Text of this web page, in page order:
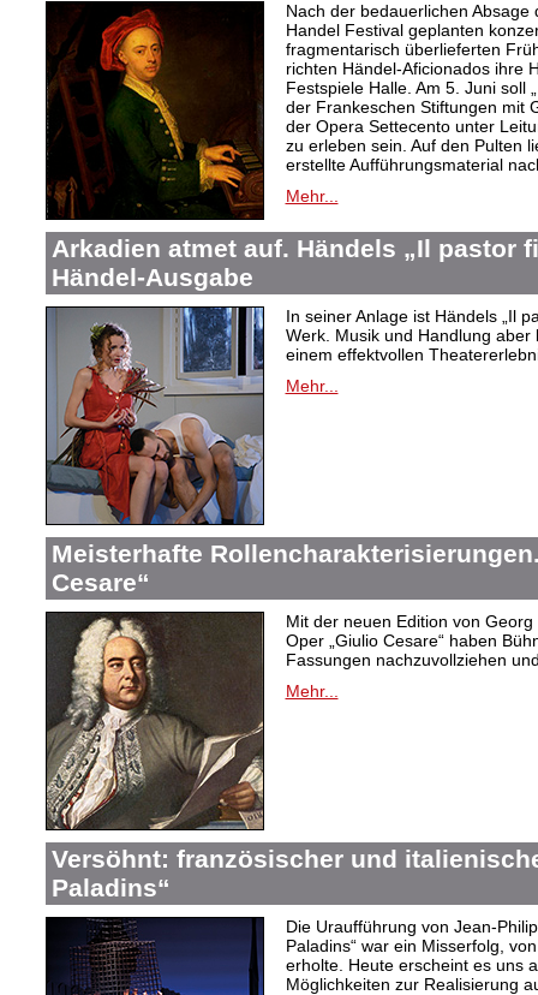
Nach der bedauerlichen
Handel Festival geplanten
fragmentarisch überlieferten
richten Händel-Aficionados ihre
Festspiele Halle. Am 5. Juni soll
der Frankeschen Stiftungen mit
der Opera Settecento unter
zu erleben sein. Auf den Pulten
erstellte Aufführungsmaterial
Mehr...
Arkadien atmet auf. Händels „Il pastor
Händel-Ausgabe
In seiner Anlage ist Händels „Il
Werk. Musik und Handlung
einem effektvollen
Mehr...
Meisterhafte
Cesare“
Mit der neuen Edition von
Oper „Giulio Cesare“ haben
Fassungen nachzuvollziehen
Mehr...
Versöhnt: französischer und
Paladins“
Die Uraufführung von Jean-
Paladins“ war ein Misserfolg,
erholte. Heute erscheint es uns
Möglichkeiten zur Realisierung